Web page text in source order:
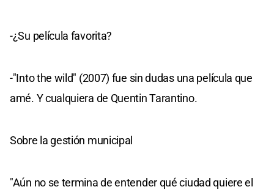
-¿Su película favorita?
-"Into the wild" (2007) fue sin dudas una película que
amé. Y cualquiera de Quentin Tarantino.
Sobre la gestión municipal
"Aún no se termina de entender qué ciudad quiere el